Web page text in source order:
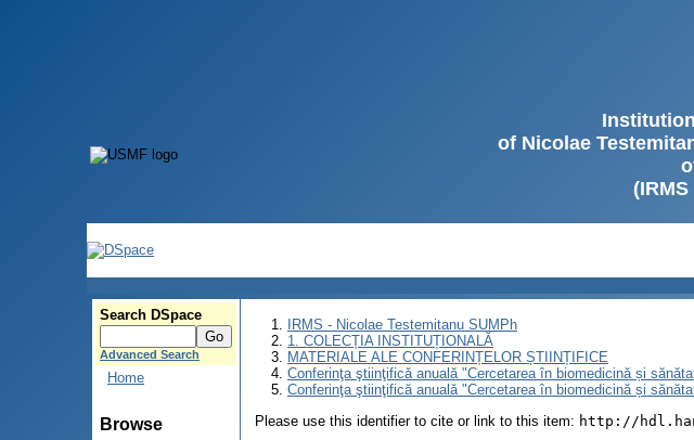
of Nicolae
(IRMS
Search DSpace
Advanced Search
Home
Browse
IRMS - Nicolae Testemitanu SUMPh
1. COLECȚIA INSTITUȚIONALĂ
MATERIALE ALE CONFERINȚELOR ȘTIINȚIFICE
Conferinţa ştiinţifică anuală "Cercetarea în biomedicină și
Conferinţa ştiinţifică anuală "Cercetarea în biomedicină și
Please use this identifier to cite or link to this item: http://